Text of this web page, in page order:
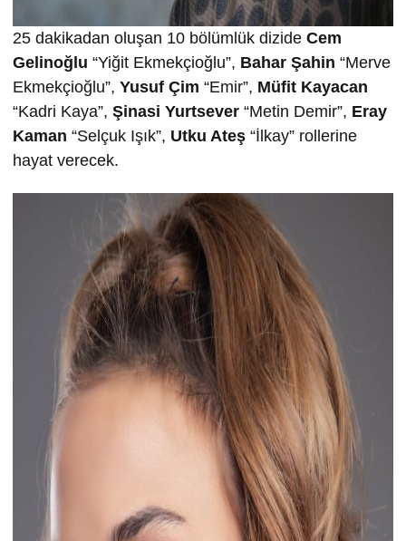
25 dakikadan oluşan 10 bölümlük dizide Cem
Gelinoğlu “Yiğit Ekmekçioğlu”, Bahar Şahin “Merve
Ekmekçioğlu”, Yusuf Çim “Emir”, Müfit Kayacan
“Kadri Kaya”, Şinasi Yurtsever “Metin Demir”, Eray
Kaman “Selçuk Işık”, Utku Ateş “İlkay” rollerine
hayat verecek.